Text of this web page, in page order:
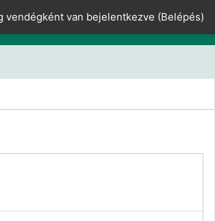
vendégként van bejelentkezve (Belépés)